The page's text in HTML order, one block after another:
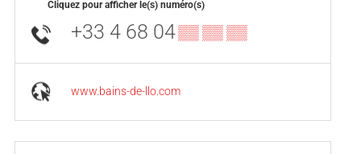
Cliquez pour afficher le(s) numéro(s)
+33 4 68 04▒▒ ▒▒ ▒▒
www.bains-de-llo.com